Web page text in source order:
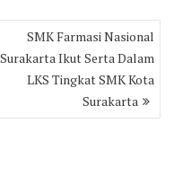
SMK Farmasi Nasional
Surakarta Ikut Serta Dalam
LKS Tingkat SMK Kota
Surakarta